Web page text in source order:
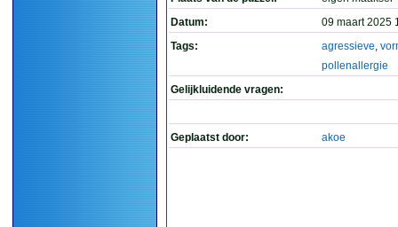
Datum:
09 maart 2025
Tags:
agressieve,
pollenallergie
Gelijkluidende vragen:
Geplaatst door: akoe